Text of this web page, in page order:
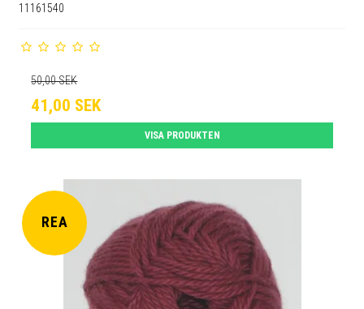
11161540
50,00 SEK
41,00 SEK
VISA PRODUKTEN
REA